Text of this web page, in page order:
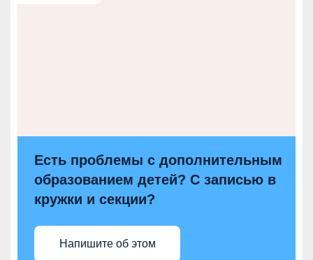
Есть проблемы с дополнительным
образованием детей? С записью в
кружки и секции?
Напишите об этом